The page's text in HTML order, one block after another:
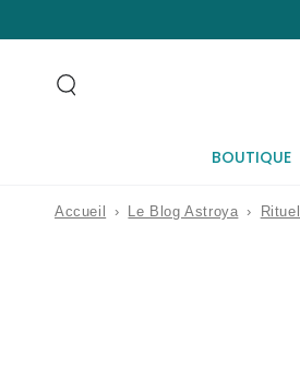
BOUTIQUE
Accueil › Le Blog Astroya ›